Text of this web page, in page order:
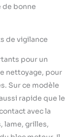
de bonne
de vigilance
pour un
nettoyage, pour
Sur ce modèle
rapide que le
avec la
lame, grilles,